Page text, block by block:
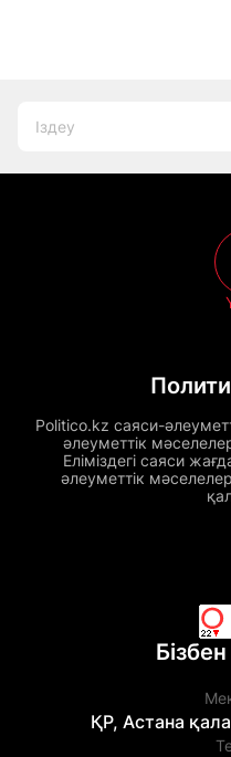
Politico.kz саяси-
әлеуметтік
Еліміздегі саяси
әлеуметтік
ҚР, Астана